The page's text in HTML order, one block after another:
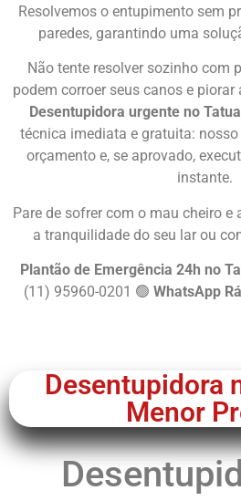
Resolvemos o entupimento sem
paredes, garantindo uma
Não tente resolver sozinho com
podem corroer seus canos e piorar
Desentupidora urgente no
técnica imediata e gratuita:
orçamento e, se aprovado,
instante.
Pare de sofrer com o mau cheiro e
a tranquilidade do seu lar ou
Plantão de Emergência 24h no
(11) 95960-0201 🟢 WhatsApp
Desentupidora
Menor